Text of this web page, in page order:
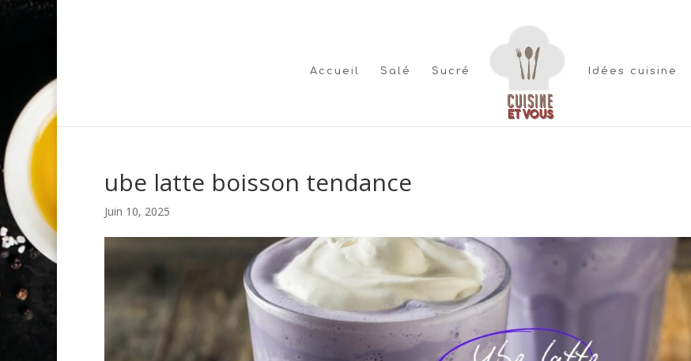
Accueil Salé Sucré Idées cuisine
ube latte boisson tendance
Juin 10, 2025